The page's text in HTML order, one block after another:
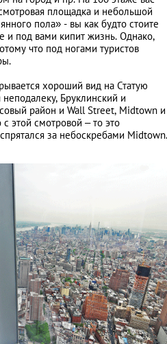
площадка и небольшой
пола» - вы как будто стоите
и под вами кипит жизнь. Однако,
что под ногами туристов
хороший вид на Статую
Бруклинский и
район и Wall Street, Midtown и
этой смотровой – то это
за небоскребами Midtown.